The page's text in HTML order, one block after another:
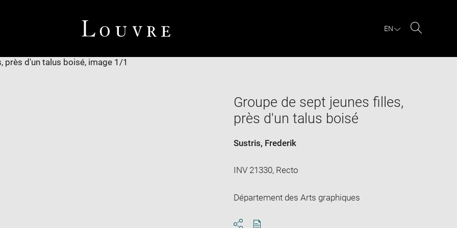
EN
Groupe de sept jeunes filles,
près d'un talus boisé
Sustris, Frederik
INV 21330, Recto
Département des Arts graphiques